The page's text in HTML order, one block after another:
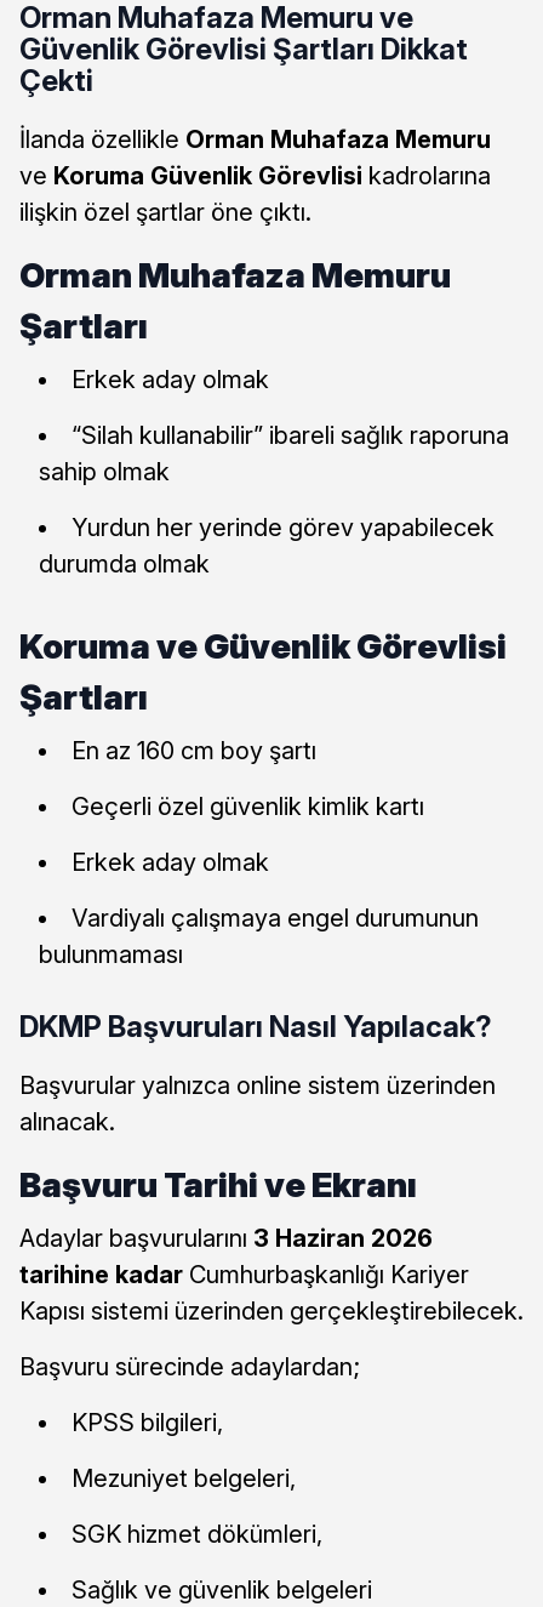
Orman Muhafaza Memuru ve
Güvenlik Görevlisi Şartları Dikkat
Çekti
İlanda özellikle Orman Muhafaza Memuru
ve Koruma Güvenlik Görevlisi kadrolarına
ilişkin özel şartlar öne çıktı.
Orman Muhafaza Memuru
Şartları
Erkek aday olmak
“Silah kullanabilir” ibareli sağlık raporuna
sahip olmak
Yurdun her yerinde görev yapabilecek
durumda olmak
Koruma ve Güvenlik Görevlisi
Şartları
En az 160 cm boy şartı
Geçerli özel güvenlik kimlik kartı
Erkek aday olmak
Vardiyalı çalışmaya engel durumunun
bulunmaması
DKMP Başvuruları Nasıl Yapılacak?
Başvurular yalnızca online sistem üzerinden
alınacak.
Başvuru Tarihi ve Ekranı
Adaylar başvurularını 3 Haziran 2026
tarihine kadar Cumhurbaşkanlığı Kariyer
Kapısı sistemi üzerinden gerçekleştirebilecek.
Başvuru sürecinde adaylardan;
KPSS bilgileri,
Mezuniyet belgeleri,
SGK hizmet dökümleri,
Sağlık ve güvenlik belgeleri